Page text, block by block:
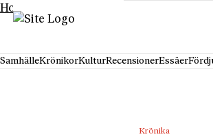
Hoppa till innehåll
SamhälleKrönikorKulturRecensionerEssäer
Krönika